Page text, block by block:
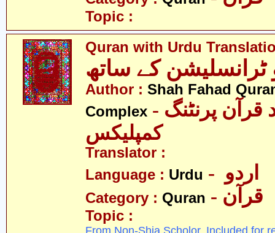
Topic :
Quran with Urdu
Author : Shah Fahad
Complex - شاہ فہد قرآن پرنٹنگ
کمپلیکس
Translator :
Language : Urdu
Category : Quran - قرآن
Topic :
From Non-Shia Scholor. Included for